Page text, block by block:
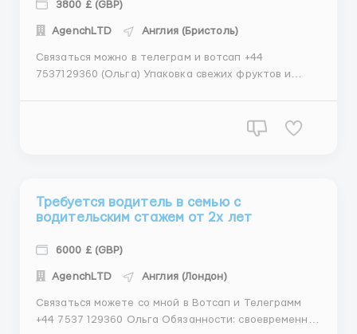
3800 £ (GBP)
АgеnchLТD Англия (Бристоль)
Связаться можно в телеграм и вотсап +44
7537129360 (Ольга) Упаковка свежих фруктов и
качества продукции перед упаковкой и отделение
Требуется водитель в семью с
водительским стажем от 2х лет
6000 £ (GBP)
АgеnchLТD Англия (Лондон)
Связаться можете со мной в Вотсап и Телеграмм
+44 7537 129360 Ольга Обязанности: своевременная